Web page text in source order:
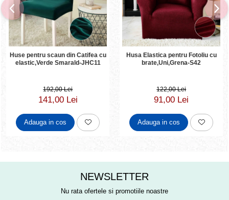
Huse pentru scaun din Catifea cu
elastic,Verde Smarald-JHC11
192,00 Lei
141,00 Lei
Adauga in cos
Husa Elastica pentru Fotoliu cu
brate,Uni,Grena-S42
122,00 Lei
91,00 Lei
Adauga in cos
NEWSLETTER
Nu rata ofertele si promotiile noastre